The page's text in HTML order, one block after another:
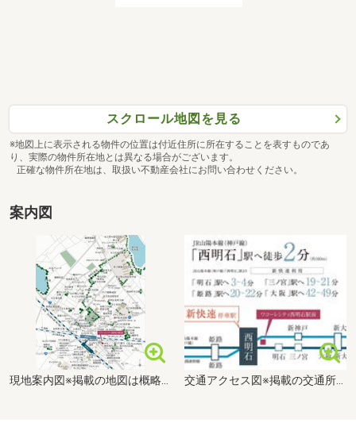
スクロール地図を見る
※地図上に表示される物件の位置は付近住所に所在することを表すものであ
り、実際の物件所在地とは異なる場合がございます。
正確な物件所在地は、取扱い不動産会社にお問い合わせください。
案内図
現地案内図※掲載の地図は概略図ですので省略されている道路・施設等があります。 交通アクセス図※掲載の交通所要時間は朝の通勤時(7：00～9：00時台)の最短所要時間～最長所要時間のもので、曜日・時間帯により多少異なる場合があります (2025年3月調べ)